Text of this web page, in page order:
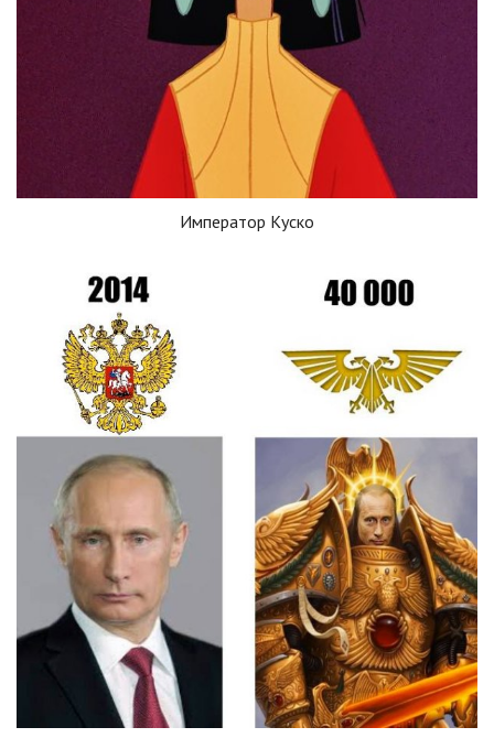
Император Куско